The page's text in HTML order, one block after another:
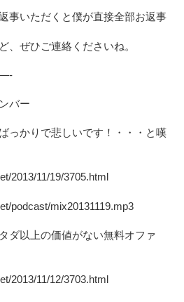
事いただくと僕が直接全部お返事
、ぜひご連絡くださいね。
バー
っかりで悲しいです！・・・と嘆
2013/11/19/3705.html
podcast/mix20131119.mp3
ダ以上の価値がない無料オファ
2013/11/12/3703.html